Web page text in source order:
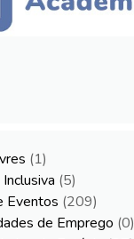
(1)
(5)
Eventos (209)
de Emprego (0)